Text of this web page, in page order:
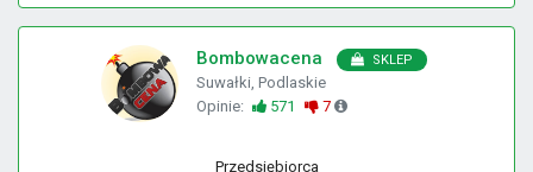
Bombowacena SKLEP
Suwałki, Podlaskie
Opinie:
571 7
Przedsiębiorca